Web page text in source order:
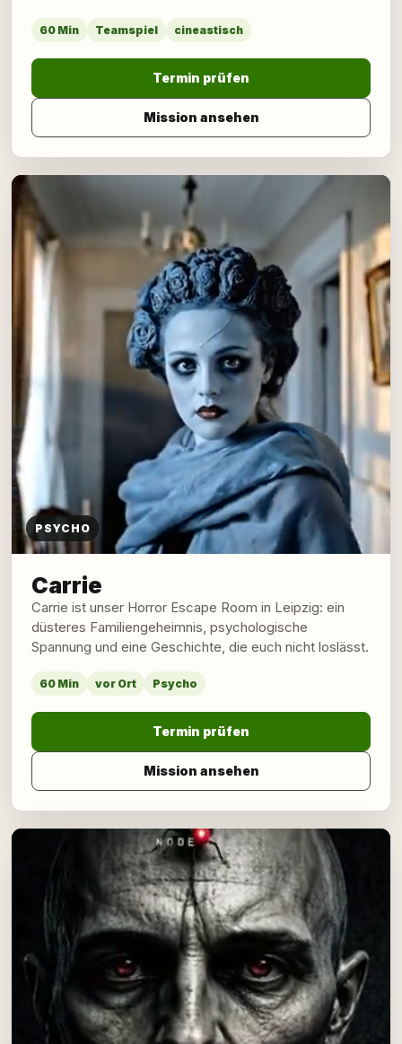
60 Min Teamspiel cineastisch
Termin prüfen
Mission ansehen
PSYCHO
Carrie
Carrie ist unser Horror Escape Room in Leipzig: ein
düsteres Familiengeheimnis, psychologische
Spannung und eine Geschichte, die euch nicht loslässt.
60 Min vor Ort Psycho
Termin prüfen
Mission ansehen